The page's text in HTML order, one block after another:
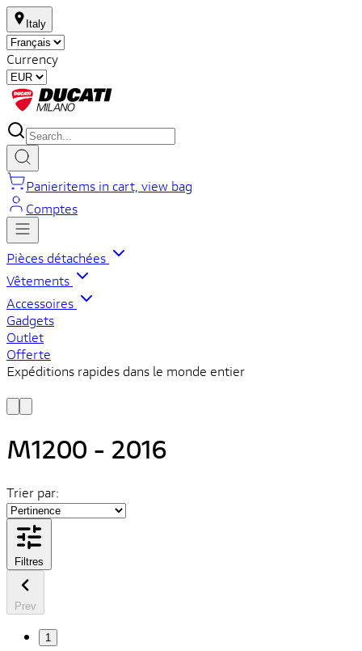
Italy
Currency
Panieritems in cart, view bag
Comptes
Pièces détachées
Vêtements
Accessoires
Gadgets
Outlet
Offerte
Expéditions rapides dans le monde entier
M1200 - 2016
Trier par:
Filtres
Prev
1